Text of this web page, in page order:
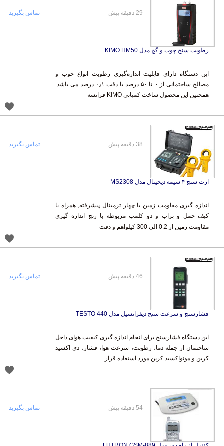
رطوبت سنج چوب و گچ مدل KIMO HM50
این دستگاه دارای قابلیت اندازه‌گیری رطوبت انواع چوب و
مصالح ساختمانی از ۰ تا ۵۰ درصد با دقت ۰٫۱ درصد می باشد.
همچنین این محصول ساخت کمپانی KIMO فرانسه
29 دقیقه پیش تماس بگیرید
ارت سنج ۴ سیمه دیجیتال مدل MS2308
اندازه گیری مقاومت زمین با چهار ترمینال پیشرفته, همراه با
کیف حمل و پراب و دو کلمپ مربوطه با رنج اندازه گیری
مقاومت زمین از 0.2 الی 300 کیلواهم و دقت
38 دقیقه پیش تماس بگیرید
فشارسنج و سرعت سنج دیفرانسیل مدل TESTO 440
این دستگاه فشارسنج برای انجام اندازه گیری کیفیت هوای داخل
ساختمان از جمله دما، رطوبت، سرعت هوا، فشار، دی اکسید
کربن و مونواکسید کربن مورد استغاده قرار
46 دقیقه پیش تماس بگیرید
54 دقیقه پیش تماس بگیرید